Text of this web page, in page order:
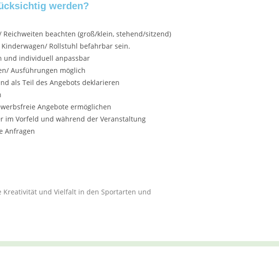
werden?
beachten (groß/klein, stehend/sitzend)
Rollstuhl befahrbar sein.
und individuell anpassbar
Ausführungen möglich
als Teil des Angebots deklarieren
Angebote ermöglichen
im Vorfeld und während der Veranstaltung
Anfragen
Kreativität und Vielfalt in den Sportarten und